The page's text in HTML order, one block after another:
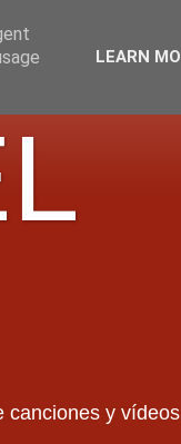
canciones y
LEARN